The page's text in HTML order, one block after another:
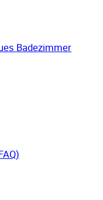
Badezimmer